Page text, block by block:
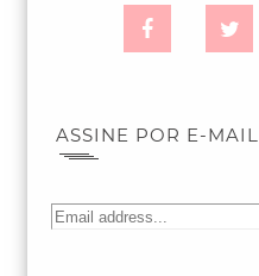
ASSINE POR E-MAIL